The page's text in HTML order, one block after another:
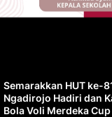
Semarakkan HUT ke-
Ngadirojo Hadiri dan
Bola Voli Merdeka Cup